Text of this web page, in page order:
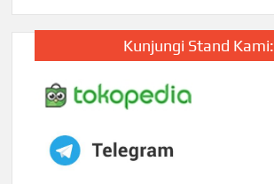
Kunjungi Stand Kami: